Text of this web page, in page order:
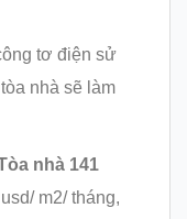
tơ điện sử
nhà sẽ làm
nhà 141
m2/ tháng,